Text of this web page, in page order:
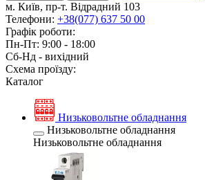
м. Київ, пр-т. Відрадний 103
Телефони: +38(077) 637 50 00
Графік роботи:
Пн-Пт: 9:00 - 18:00
Сб-Нд - вихідний
Схема проїзду:
Каталог
Низьковольтне обладнання
Низьковольтне обладнання
Низьковольтне обладнання